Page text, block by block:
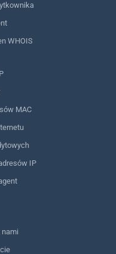
WHOIS
MAC
IP